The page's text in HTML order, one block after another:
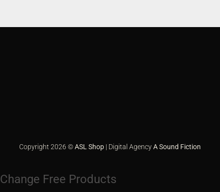
Copyright 2026 ©ASL Shop | Digital AgencyA Sound Fiction
Change Free Products